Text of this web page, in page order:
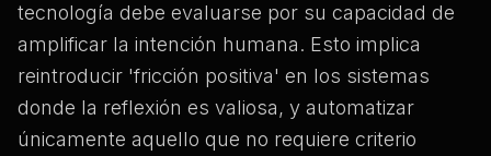
tecnología debe evaluarse por su capacidad de
amplificar la intención humana. Esto implica
reintroducir 'fricción positiva' en los sistemas
donde la reflexión es valiosa, y automatizar
únicamente aquello que no requiere criterio